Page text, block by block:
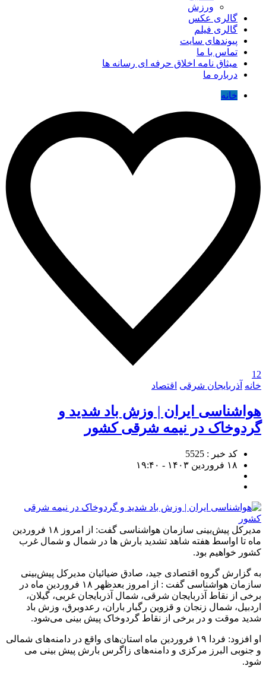
ورزش
گالری عکس
گالری فیلم
پیوندهای سایت
تماس با ما
میثاق نامه اخلاق حرفه ای رسانه ها
درباره ما
خانه
12
خانه آذربایجان شرقی اقتصاد
هواشناسی ایران | وزش باد شدید و
گردوخاک در نیمه شرقی کشور
کد خبر : 5525
۱۸ فروردین ۱۴۰۳ - ۱۹:۴۰
مدیرکل پیش‌بینی سازمان هواشناسی گفت: از امروز ۱۸ فروردین
ماه تا اواسط هفته شاهد تشدید بارش ها در شمال و شمال غرب
کشور خواهیم بود.
به گزارش گروه اقتصادی جید، صادق ضیائیان مدیرکل پیش‌بینی
سازمان هواشناسی گفت : از امروز بعدظهر ۱۸ فروردین ماه در
برخی از نقاط آذربایجان شرقی، شمال آذربایجان غربی، گیلان،
اردبیل، شمال زنجان و قزوین رگبار باران، رعدوبرق، وزش باد
شدید موقت و در برخی از نقاط گردوخاک پیش بینی می‌شود.
او افزود: فردا ۱۹ فروردین ماه استان‌های واقع در دامنه‌های شمالی
و جنوبی البرز مرکزی و دامنه‌های زاگرس بارش پیش بینی می
شود.